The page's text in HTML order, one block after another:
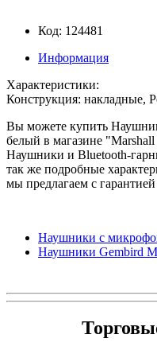
Код: 124481
Информация
Характеристики:
Конструкция: накладные,
Вы можете купить
белый в магазине
Наушники и Bluetooth-
так же подробные
мы предлагаем с
Наушники с
Наушники Gembird